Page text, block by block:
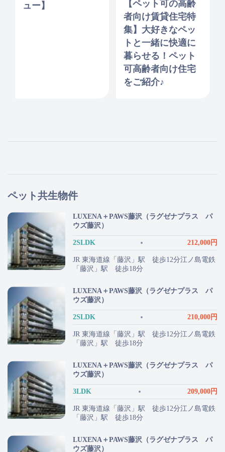
ュー】
【ペット可の高齢
者向け賃貸住宅特
集】大好きなペッ
トと一緒に快適に
暮らせる！ペット
可高齢者向け住宅
をご紹介♪
ペット共生物件
LUXENA＋PAWS藤沢（ラグゼナプラス パ
ウズ藤沢）
2SLDK 212,000円
JR 東海道線「藤沢」駅 徒歩12分江ノ島電鉄
「藤沢」駅 徒歩18分
LUXENA＋PAWS藤沢（ラグゼナプラス パ
ウズ藤沢）
2SLDK 210,000円
JR 東海道線「藤沢」駅 徒歩12分江ノ島電鉄
「藤沢」駅 徒歩18分
LUXENA＋PAWS藤沢（ラグゼナプラス パ
ウズ藤沢）
3LDK 209,000円
JR 東海道線「藤沢」駅 徒歩12分江ノ島電鉄
「藤沢」駅 徒歩18分
LUXENA＋PAWS藤沢（ラグゼナプラス パ
ウズ藤沢）